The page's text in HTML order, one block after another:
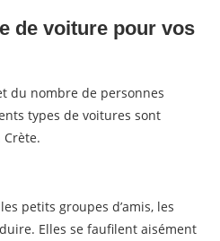
de voiture pour vos
du nombre de personnes
types de voitures sont
petits groupes d’amis, les
Elles se faufilent aisément